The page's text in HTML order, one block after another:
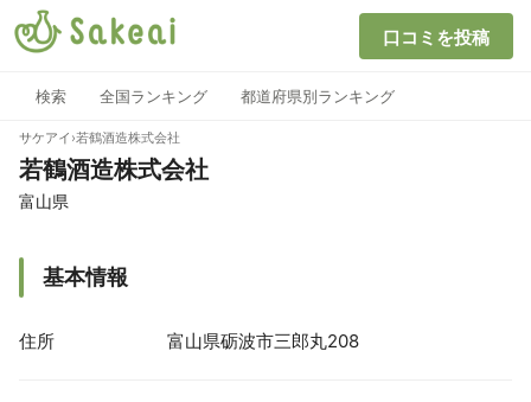
口コミを投稿
検索 全国ランキング 都道府県別ランキング
サケアイ ›若鶴酒造株式会社
若鶴酒造株式会社
富山県
基本情報
住所 富山県砺波市三郎丸208